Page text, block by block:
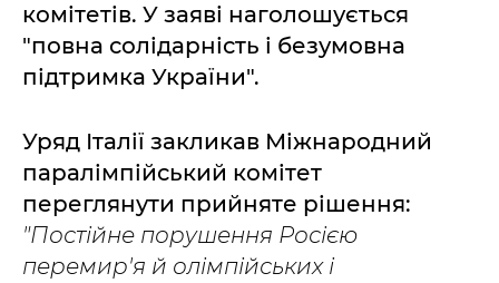
комітетів. У заяві наголошується
"повна солідарність і безумовна
підтримка України".
Уряд Італії закликав Міжнародний
паралімпійський комітет
переглянути прийняте рішення:
"Постійне порушення Росією
перемир'я й олімпійських і